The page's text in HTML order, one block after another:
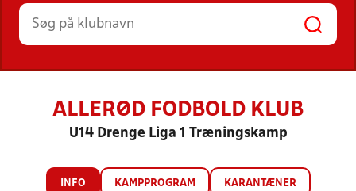
HOLD
ALLERØD FODBOLD KLUB
U14 Drenge Liga 1 Træningskamp
INFO KAMPPROGRAM KARANTÆNER